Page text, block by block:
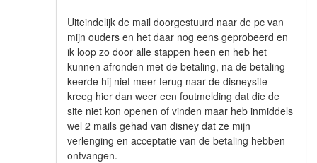
Uiteindelijk de mail doorgestuurd naar de pc van
mijn ouders en het daar nog eens geprobeerd en
ik loop zo door alle stappen heen en heb het
kunnen afronden met de betaling, na de betaling
keerde hij niet meer terug naar de disneysite
kreeg hier dan weer een foutmelding dat die de
site niet kon openen of vinden maar heb inmiddels
wel 2 mails gehad van disney dat ze mijn
verlenging en acceptatie van de betaling hebben
ontvangen.